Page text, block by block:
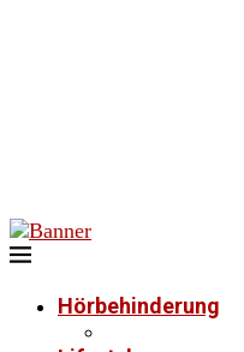
Hörbehinderung